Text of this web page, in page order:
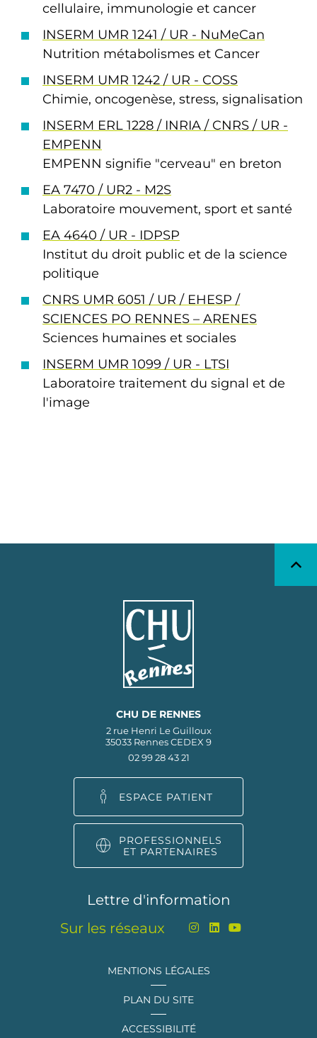
cellulaire, immunologie et cancer
INSERM UMR 1241 / UR - NuMeCan
Nutrition métabolismes et Cancer
INSERM UMR 1242 / UR - COSS
Chimie, oncogenèse, stress, signalisation
INSERM ERL 1228 / INRIA / CNRS / UR -
EMPENN
EMPENN signifie "cerveau" en breton
EA 7470 / UR2 - M2S
Laboratoire mouvement, sport et santé
EA 4640 / UR - IDPSP
Institut du droit public et de la science
politique
CNRS UMR 6051 / UR / EHESP /
SCIENCES PO RENNES – ARENES
Sciences humaines et sociales
INSERM UMR 1099 / UR - LTSI
Laboratoire traitement du signal et de
l'image
CHU DE RENNES
2 rue Henri Le Guilloux
35033 Rennes CEDEX 9
02 99 28 43 21
ESPACE PATIENT
PROFESSIONNELS
ET PARTENAIRES
Lettre d'information
Sur les réseaux
MENTIONS LÉGALES
PLAN DU SITE
ACCESSIBILITÉ